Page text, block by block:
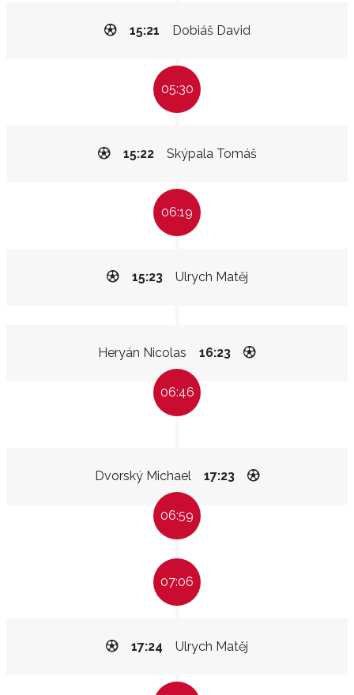
Dobiáš David
15:21
05:30
Skýpala Tomáš
15:22
06:19
Ulrych Matěj
15:23
Heryán Nicolas 16:23
06:46
Dvorský Michael 17:23
06:59
07:06
Ulrych Matěj
17:24